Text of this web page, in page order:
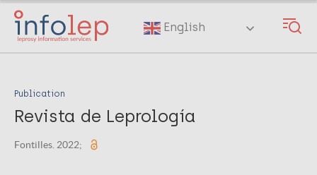
Skip
main
English
Publication
Revista de Leprología
Fontilles. 2022;